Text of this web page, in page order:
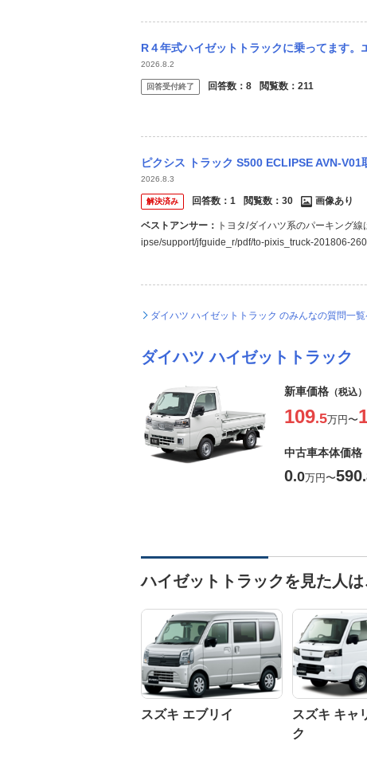
R４年式ハイゼットトラックに乗ってます。エアコンが効かなくなり電装屋に診断してもら
2026.8.2
回答受付終了 回答数： 8 閲覧数： 211
ピクシス トラック S500 ECLIPSE AVN-V01取付けしました。 画像のピンク線が
2026.8.3
解決済み 回答数： 1 閲覧数： 30 画像あり
ベストアンサー： トヨタ/ダイハツ系のパーキング
ipse/support/jfguide_r/pdf/to-pixis_truck-201806-
ダイハツ ハイゼットトラック のみんなの質問一
ダイハツ ハイゼットトラック
新車価格 （税込）
109.5万円〜
中古車本体価格
0.0万円〜590
ハイゼットトラックを見た人
スズキ エブリイ
スズキ キャ
ク